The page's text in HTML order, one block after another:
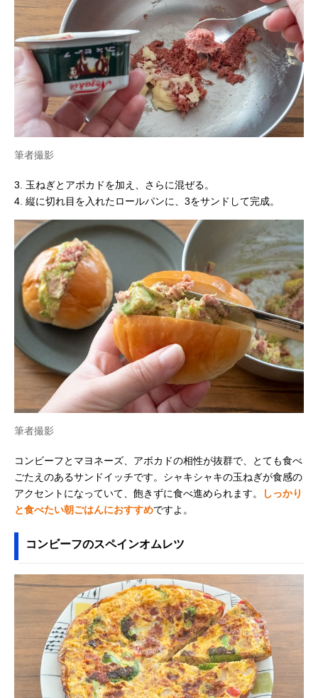
筆者撮影
3. 玉ねぎとアボカドを加え、さらに混ぜる。
4. 縦に切れ目を入れたロールパンに、3をサンドして完成。
筆者撮影
コンビーフとマヨネーズ、アボカドの相性が抜群で、とても食べ
ごたえのあるサンドイッチです。シャキシャキの玉ねぎが食感の
アクセントになっていて、飽きずに食べ進められます。
しっかり
と食べたい朝ごはんにおすすめですよ。
コンビーフのスペインオムレツ